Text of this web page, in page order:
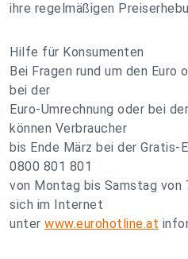
ihre regelmäßigen
Hilfe für Konsumenten
Bei Fragen rund um den Euro
bei der
Euro-Umrechnung oder bei
können Verbraucher
bis Ende März bei der Gratis-
0800 801 801
von Montag bis Samstag von
sich im Internet
unter www.eurohotline.at